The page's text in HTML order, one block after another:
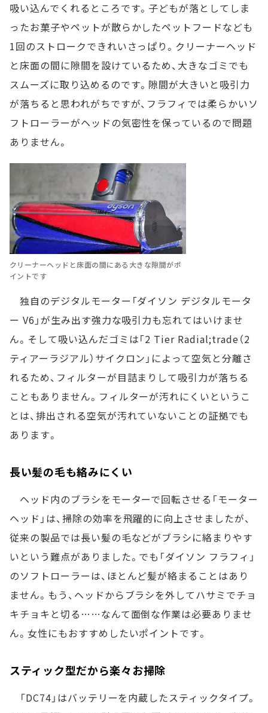
吸い込んでくれるところです。子どもが落としてしま
ったお菓子やペットが散らかしたペットフードなども
1回のストロークできれいさっぱり。クリーナーヘッド
と床面の間に隙間を設けているため、大きなゴミでも
スムーズに取り込めるのです。隙間が大きいと吸引力
が落ちると思われがちですが、フラフィでは柔らかいソ
フトローラーがヘッドの気密性を保っているので問題
ありません。
クリーナーヘッドと床面の間にある大きな隙間がポ
イントです
独自のデジタルモーター「ダイソン デジタルモータ
ー V6」が生み出す強力な吸引力も忘れてはいけませ
ん。そして吸い込んだゴミは「2 Tier Radial;trade（2
ティアーラジアル）サイクロン」によって空気と分離さ
れるため、フィルターが目詰まりして吸引力が落ちる
こともありません。フィルターが汚れにくいというこ
とは、排出される空気が汚れていないことの証拠でも
あります。
長い髪の毛も絡みにくい
ヘッド内のブラシをモーターで回転させる「モーター
ヘッド」は、掃除の効率を飛躍的に向上させましたが、
従来の製品では長い髪の毛などがブラシに絡まりやす
いという難点がありました。でも「ダイソン フラフィ」
のソフトローラーは、ほとんど髪が絡まることはあり
ません。もう、ヘッドからブラシを外してハサミでチョ
キチョキと切る……なんて面倒な作業は必要ありませ
ん。女性にもおすすめしたいポイントです。
スティック型だから楽々お掃除
「DC74」はバッテリーを内蔵したスティックタイプ。